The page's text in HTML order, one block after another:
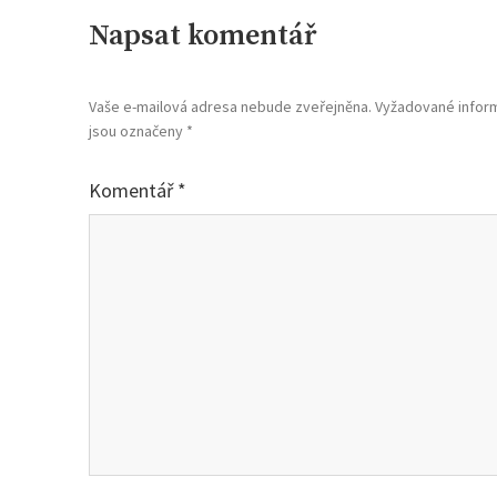
Napsat komentář
Vaše e-mailová adresa nebude zveřejněna. Vyžadované
jsou označeny *
Komentář*